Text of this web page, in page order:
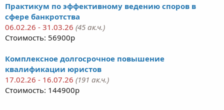
Практикум по эффективному ведению споров в
сфере банкротства
06.02.26 - 31.03.26 (45 ак.ч.)
Стоимость: 56900р
Комплексное долгосрочное повышение
квалификации юристов
17.02.26 - 16.07.26 (191 ак.ч.)
Стоимость: 144900р